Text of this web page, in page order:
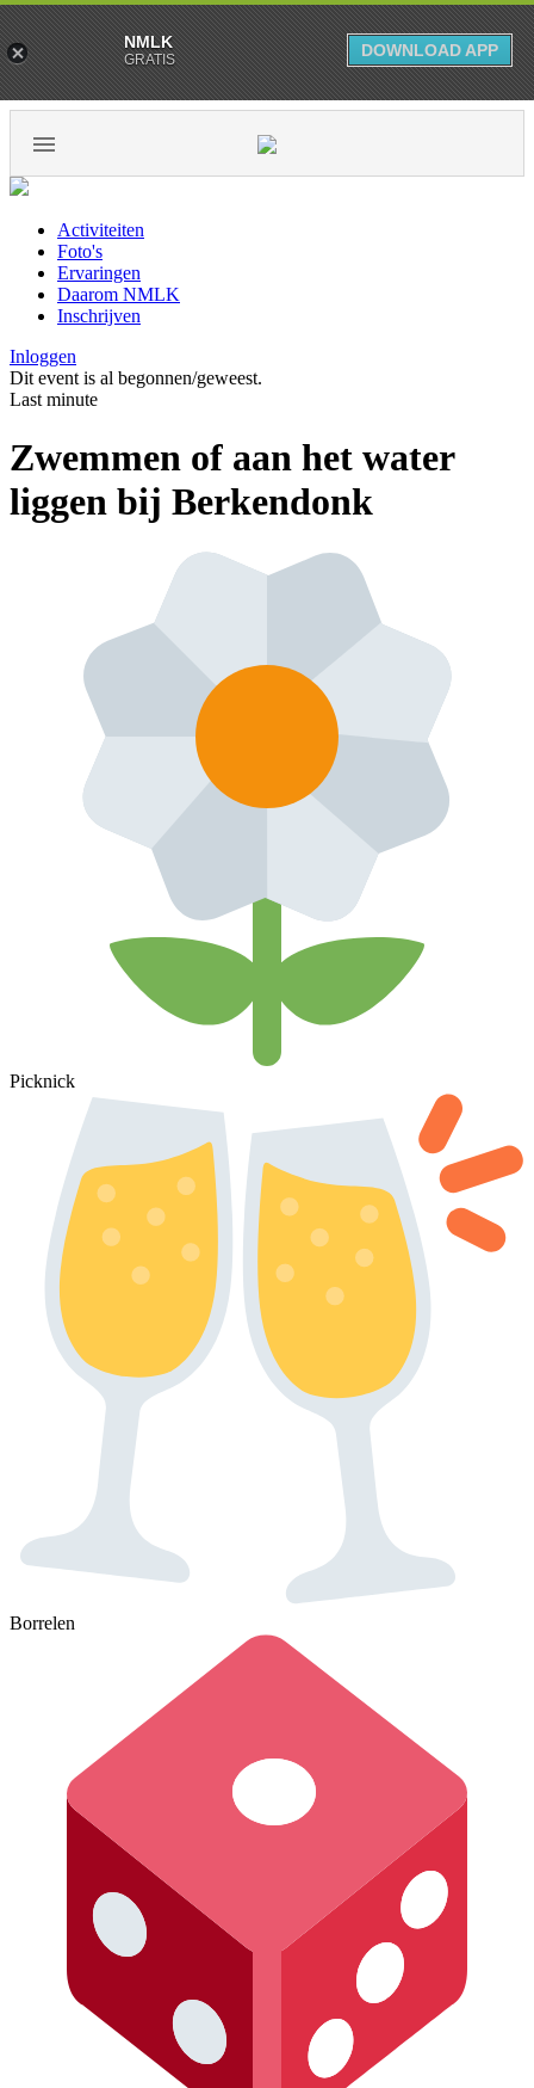
Activiteiten
Foto's
Ervaringen
Daarom NMLK
Inschrijven
Inloggen
Dit event is al begonnen/geweest.
Last minute
Zwemmen of aan het water
liggen bij Berkendonk
Picknick
Borrelen
NMLK
GRATIS DOWNLOAD APP